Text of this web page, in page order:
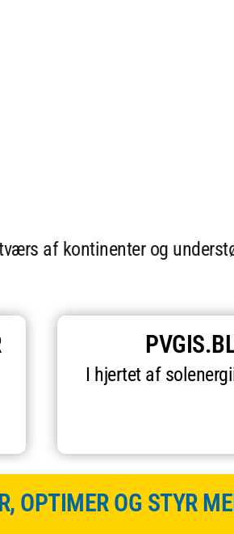
af kontinenter og
I hjertet af
OPTIMER OG STYR